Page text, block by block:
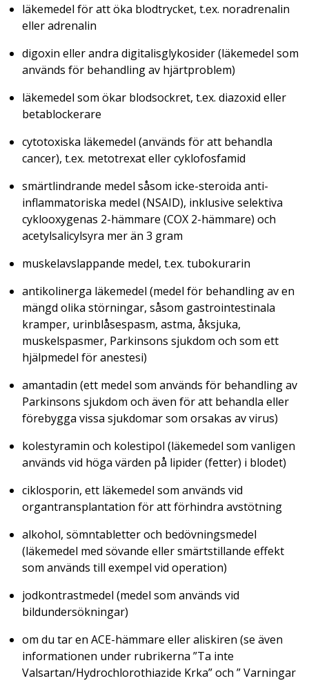
läkemedel för att öka blodtrycket, t.ex. noradrenalin
eller adrenalin
digoxin eller andra digitalisglykosider (läkemedel som
används för behandling av hjärtproblem)
läkemedel som ökar blodsockret, t.ex. diazoxid eller
betablockerare
cytotoxiska läkemedel (används för att behandla
cancer), t.ex. metotrexat eller cyklofosfamid
smärtlindrande medel såsom icke-steroida anti-
inflammatoriska medel (NSAID), inklusive selektiva
cyklooxygenas 2-hämmare (COX 2-hämmare) och
acetylsalicylsyra mer än 3 gram
muskelavslappande medel, t.ex. tubokurarin
antikolinerga läkemedel (medel för behandling av en
mängd olika störningar, såsom gastrointestinala
kramper, urinblåsespasm, astma, åksjuka,
muskelspasmer, Parkinsons sjukdom och som ett
hjälpmedel för anestesi)
amantadin (ett medel som används för behandling av
Parkinsons sjukdom och även för att behandla eller
förebygga vissa sjukdomar som orsakas av virus)
kolestyramin och kolestipol (läkemedel som vanligen
används vid höga värden på lipider (fetter) i blodet)
ciklosporin, ett läkemedel som används vid
organtransplantation för att förhindra avstötning
alkohol, sömntabletter och bedövningsmedel
(läkemedel med sövande eller smärtstillande effekt
som används till exempel vid operation)
jodkontrastmedel (medel som används vid
bildundersökningar)
om du tar en ACE-hämmare eller aliskiren (se även
informationen under rubrikerna ”Ta inte
Valsartan/Hydrochlorothiazide Krka” och ” Varningar